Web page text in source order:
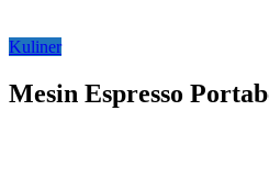
Kuliner
Mesin Espresso